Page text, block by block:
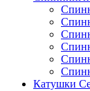
Катушки